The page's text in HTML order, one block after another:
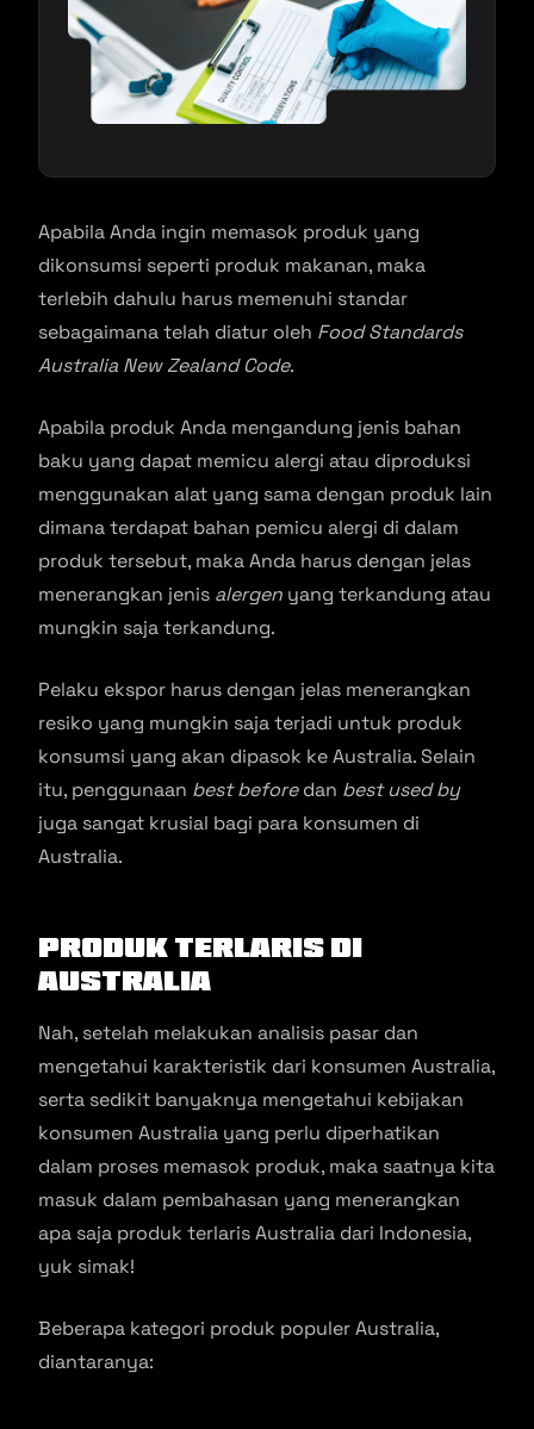
Apabila Anda ingin memasok produk yang
dikonsumsi seperti produk makanan, maka
terlebih dahulu harus memenuhi standar
sebagaimana telah diatur oleh Food Standards
Australia New Zealand Code.
Apabila produk Anda mengandung jenis bahan
baku yang dapat memicu alergi atau diproduksi
menggunakan alat yang sama dengan produk lain
dimana terdapat bahan pemicu alergi di dalam
produk tersebut, maka Anda harus dengan jelas
menerangkan jenis alergen yang terkandung atau
mungkin saja terkandung.
Pelaku ekspor harus dengan jelas menerangkan
resiko yang mungkin saja terjadi untuk produk
konsumsi yang akan dipasok ke Australia. Selain
itu, penggunaan best beforedan best used by
juga sangat krusial bagi para konsumen di
Australia.
Produk Terlaris di
Australia
Nah, setelah melakukan analisis pasar dan
mengetahui karakteristik dari konsumen Australia,
serta sedikit banyaknya mengetahui kebijakan
konsumen Australia yang perlu diperhatikan
dalam proses memasok produk, maka saatnya kita
masuk dalam pembahasan yang menerangkan
apa saja produk terlaris Australia dari Indonesia,
yuk simak!
Beberapa kategori produk populer Australia,
diantaranya: